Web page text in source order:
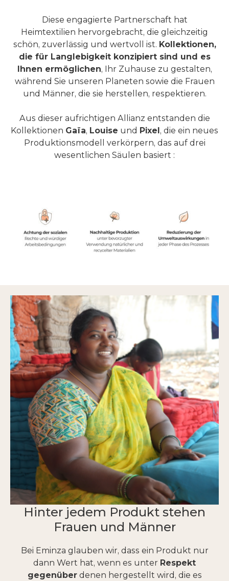
Diese engagierte Partnerschaft hat
Heimtextilien hervorgebracht, die gleichzeitig
schön, zuverlässig und wertvoll ist. Kollektionen,
die für Langlebigkeit konzipiert sind und es
Ihnen ermöglichen, Ihr Zuhause zu gestalten,
während Sie unseren Planeten sowie die Frauen
und Männer, die sie herstellen, respektieren.
Aus dieser aufrichtigen Allianz entstanden die
Kollektionen Gaïa, Louise und Pixel, die ein neues
Produktionsmodell verkörpern, das auf drei
wesentlichen Säulen basiert :
Hinter jedem Produkt stehen
Frauen und Männer
Bei Eminza glauben wir, dass ein Produkt nur
dann Wert hat, wenn es unter Respekt
gegenüberdenen hergestellt wird, die es